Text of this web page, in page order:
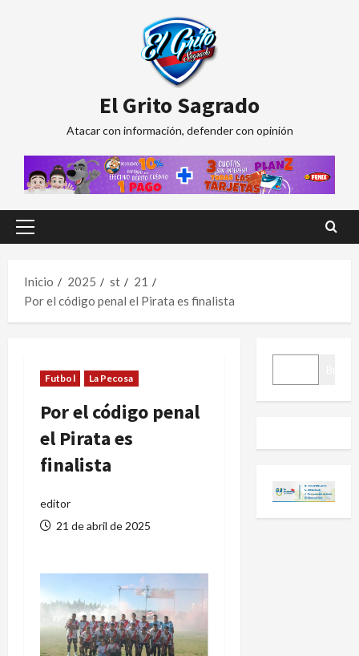
El Grito Sagrado
Atacar con información, defender con opinión
Menú
Inicio
2025 st
21
Por el código penal el Pirata es finalista
Futbol La Pecosa
Por el código penal
el Pirata es
finalista
editor
21 de abril de 2025